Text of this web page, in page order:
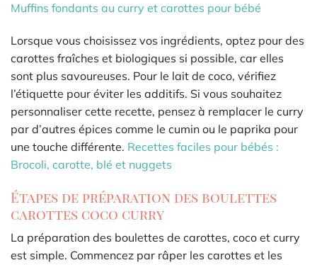
Muffins fondants au curry et carottes pour bébé
Lorsque vous choisissez vos ingrédients, optez pour des
carottes fraîches et biologiques si possible, car elles
sont plus savoureuses. Pour le lait de coco, vérifiez
l’étiquette pour éviter les additifs. Si vous souhaitez
personnaliser cette recette, pensez à remplacer le curry
par d’autres épices comme le cumin ou le paprika pour
une touche différente. Recettes faciles pour bébés :
Brocoli, carotte, blé et nuggets
Étapes de préparation des boulettes
carottes coco curry
La préparation des boulettes de carottes, coco et curry
est simple. Commencez par râper les carottes et les